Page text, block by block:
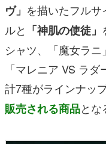
ヴ」 を描いたフル
ルと 「神肌の使徒」
シャツ、「魔女ラニ
「マレニア VS ラ
計7種がラインナップ
販売される商品とな